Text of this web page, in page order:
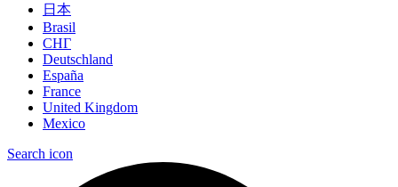
日本
Brasil
СНГ
Deutschland
España
France
United Kingdom
Mexico
Search icon